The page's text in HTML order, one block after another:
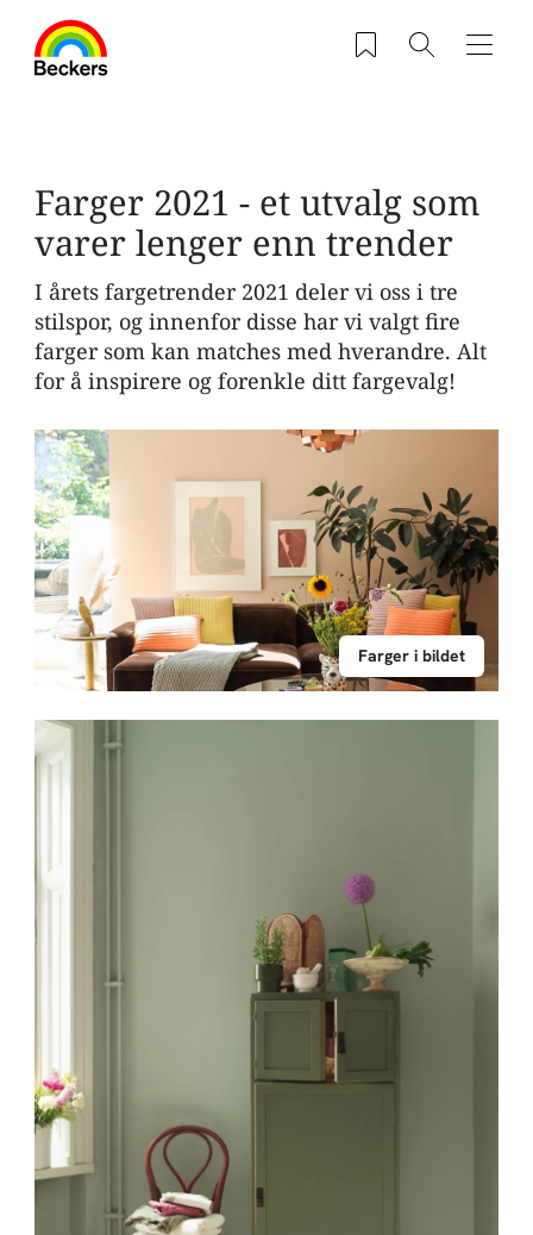
Saved products
Søk
Farger 2021 - et utvalg som
varer lenger enn trender
I årets fargetrender 2021 deler vi oss i tre
stilspor, og innenfor disse har vi valgt fire
farger som kan matches med hverandre. Alt
for å inspirere og forenkle ditt fargevalg!
Farger i bildet